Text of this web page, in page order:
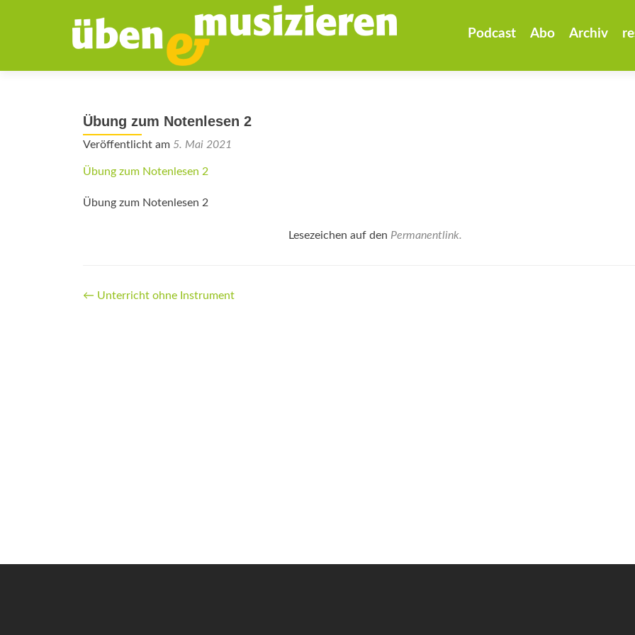
Podcast Abo Archiv
Übung zum Notenlesen 2
Veröffentlicht am 5. Mai 2021
Übung zum Notenlesen 2
Übung zum Notenlesen 2
Lesezeichen auf den Permanentlink.
Beitrags-
← Unterricht ohne Instrument